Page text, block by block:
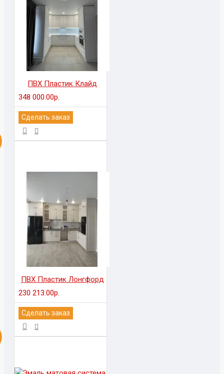
ПВХ Пластик Клайд
348 000.00р.
Сделать заказ
ПВХ Пластик Лонгфорд
230 213.00р.
Сделать заказ